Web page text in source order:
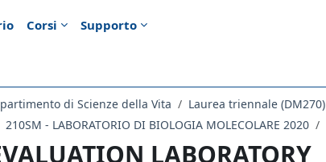
Corsi Supporto
di Scienze della Vita Laurea triennale (DM270)
210SM - LABORATORIO DI BIOLOGIA MOLECOLARE 2020
LABORATORY